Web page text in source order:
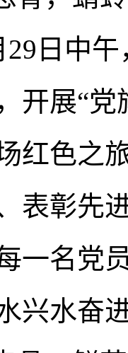
29日中
开展“党
红色之
表彰先
一名党
兴水奋